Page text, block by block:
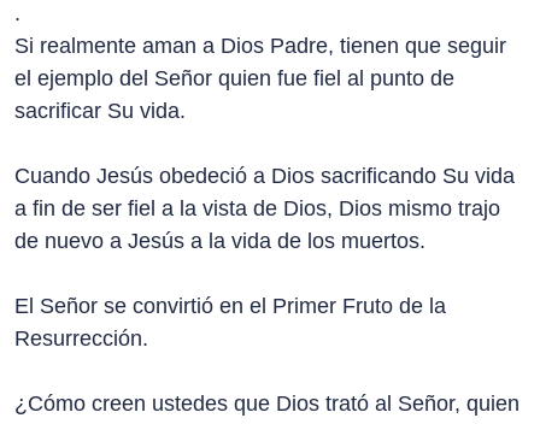
.
Si realmente aman a Dios Padre, tienen que seguir
el ejemplo del Señor quien fue fiel al punto de
sacrificar Su vida.
Cuando Jesús obedeció a Dios sacrificando Su vida
a fin de ser fiel a la vista de Dios, Dios mismo trajo
de nuevo a Jesús a la vida de los muertos.
El Señor se convirtió en el Primer Fruto de la
Resurrección.
¿Cómo creen ustedes que Dios trató al Señor, quien